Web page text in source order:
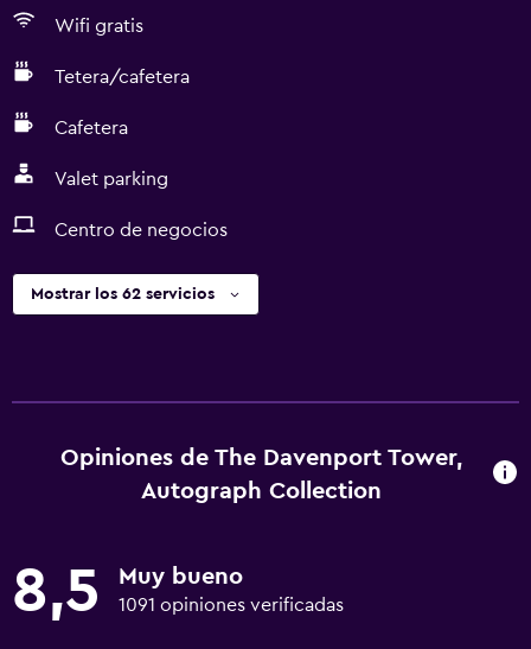
Wifi gratis
Tetera/cafetera
Cafetera
Valet parking
Centro de negocios
Mostrar los 62 servicios
Opiniones de The Davenport Tower,
Autograph Collection
8,5 Muy bueno
1091 opiniones verificadas